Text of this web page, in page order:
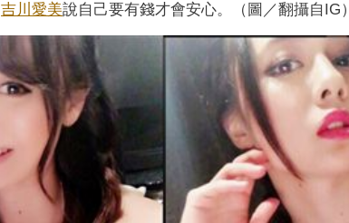
吉川愛美說自己要有錢才會安心。（圖／翻攝自IG）